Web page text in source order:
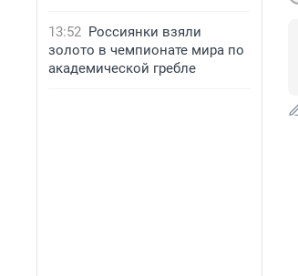
13:52 Россиянки взяли
золото в чемпионате мира по
академической гребле